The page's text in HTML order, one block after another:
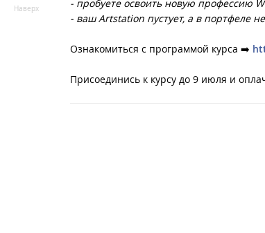
- пробуете освоить новую профессию
- ваш Artstation пустует, а в портфеле
Ознакомиться с программой курса ➡️
Присоединись к курсу до 9 июля и
Наверх